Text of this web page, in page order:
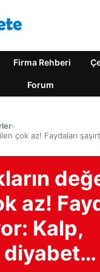
Firma Rehberi
Forum
›
çok az! Faydaları
az!
Kalp,
diyabet…